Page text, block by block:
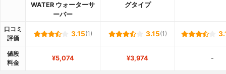
WATER ウォーターサ
ーバー
グタイプ
口コミ
評価
3.15(1) 3.15(1)
値段
料金
¥5,074 ¥3,974 -